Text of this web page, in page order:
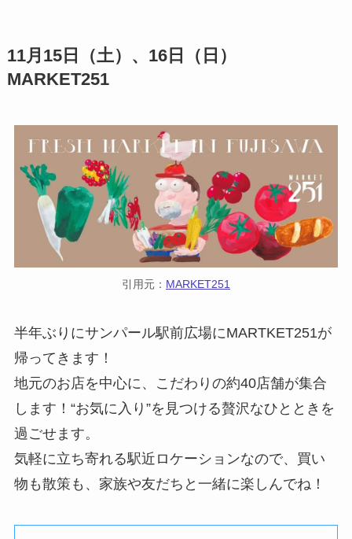
11月15日（土）、16日（日）
MARKET251
引用元： MARKET251
半年ぶりにサンパール駅前広場にMARTKET251が
帰ってきます！
地元のお店を中心に、こだわりの約40店舗が集合
します！“お気に入り”を見つける贅沢なひとときを
過ごせます。
気軽に立ち寄れる駅近ロケーションなので、買い
物も散策も、家族や友だちと一緒に楽しんでね！